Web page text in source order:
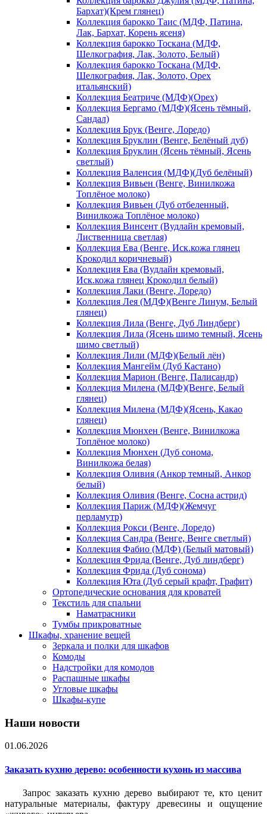
Бархат)(Крем глянец)
Коллекция барокко Таис (МДФ, Патина,
Лак, Бархат, Корень ясеня)
Коллекция барокко Тоскана (МДФ,
Шелкография, Лак, Золото, Белый)
Коллекция барокко Тоскана (МДФ,
Шелкография, Лак, Золото, Орех
итальянский)
Коллекция Беатриче (МДФ)(Орех)
Коллекция Бергамо (МДФ)(Ясень тёмный,
Сандал)
Коллекция Брук (Венге, Лоредо)
Коллекция Бруклин (Венге, Белёный дуб)
Коллекция Бруклин (Ясень тёмный, Ясень
светлый)
Коллекция Валенсия (МДФ)(Дуб белёный)
Коллекция Вивьен (Венге, Винилкожа
Топлёное молоко)
Коллекция Вивьен (Дуб отбеленный,
Винилкожа Топлёное молоко)
Коллекция Винсент (Вудлайн кремовый,
Лиственница светлая)
Коллекция Ева (Венге, Иск.кожа глянец
Крокодил коричневый)
Коллекция Ева (Вудлайн кремовый,
Иск.кожа глянец Крокодил белый)
Коллекция Лаки (Венге, Лоредо)
Коллекция Лея (МДФ)(Венге Линум, Белый
глянец)
Коллекция Лила (Венге, Дуб Линдберг)
Коллекция Лила (Ясень шимо темный, Ясень
шимо светлый)
Коллекция Лили (МДФ)(Белый лён)
Коллекция Мангейм (Дуб Кастано)
Коллекция Марион (Венге, Палисандр)
Коллекция Милена (МДФ)(Венге, Белый
глянец)
Коллекция Милена (МДФ)(Ясень, Какао
глянец)
Коллекция Мюнхен (Венге, Винилкожа
Топлёное молоко)
Коллекция Мюнхен (Дуб сонома,
Винилкожа белая)
Коллекция Оливия (Анкор темный, Анкор
белый)
Коллекция Оливия (Венге, Сосна астрид)
Коллекция Париж (МДФ)(Жемчуг
перламутр)
Коллекция Рокси (Венге, Лоредо)
Коллекция Сандра (Венге, Венге светлый)
Коллекция Фабио (МДФ) (Белый матовый)
Коллекция Фрида (Венге, Дуб линдберг)
Коллекция Фрида (Дуб сонома)
Коллекция Юта (Дуб серый крафт, Графит)
Ортопедические основания для кроватей
Текстиль для спальни
Наматрасники
Тумбы прикроватные
Шкафы, хранение вещей
Зеркала и полки для шкафов
Комоды
Надстройки для комодов
Распашные шкафы
Угловые шкафы
Шкафы-купе
Наши новости
01.06.2026
Заказать кухню дерево: особенности кухонь из массива
Запрос заказать кухню дерево выбирают те, кто ценит
натуральные материалы, фактуру древесины и ощущение